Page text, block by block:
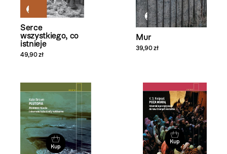
Serce
wszystkiego, co
istnieje
49,90 zł
Mur
39,90 zł
Kup
Kup